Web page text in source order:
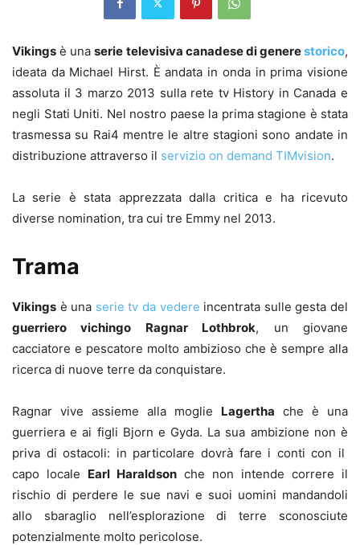
Vikings è unaserie televisiva canadese di generestorico,
ideata da Michael Hirst. È andata in onda in prima visione
assoluta il 3 marzo 2013 sulla rete tv History in Canada e
negli Stati Uniti. Nel nostro paese la prima stagione è stata
trasmessa su Rai4 mentre le altre stagioni sono andate in
distribuzione attraverso il servizio on demand TIMvision.
La serie è stata apprezzata dalla critica e ha ricevuto
diverse nomination, tra cui tre Emmy nel 2013.
Trama
Vikings è una serie tv da vedere incentrata sulle gesta del
guerriero vichingo Ragnar Lothbrok, un giovane
cacciatore e pescatore molto ambizioso che è sempre alla
ricerca di nuove terre da conquistare.
Ragnar vive assieme alla moglie Lagertha che è una
guerriera e ai figli Bjorn e Gyda. La sua ambizione non è
priva di ostacoli: in particolare dovrà fare i conti con il
capo locale Earl Haraldson che non intende correre il
rischio di perdere le sue navi e suoi uomini mandandoli
allo sbaraglio nell’esplorazione di terre sconosciute
potenzialmente molto pericolose.